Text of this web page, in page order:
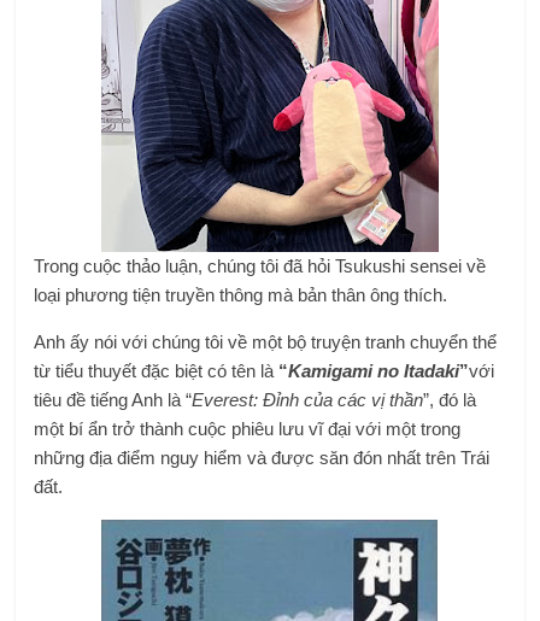
Trong cuộc thảo luận, chúng tôi đã hỏi Tsukushi sensei về
loại phương tiện truyền thông mà bản thân ông thích.
Anh ấy nói với chúng tôi về một bộ truyện tranh chuyển thể
từ tiểu thuyết đặc biệt có tên là “Kamigami no Itadaki”với
tiêu đề tiếng Anh là “Everest: Đỉnh của các vị thần”, đó là
một bí ẩn trở thành cuộc phiêu lưu vĩ đại với một trong
những địa điểm nguy hiểm và được săn đón nhất trên Trái
đất.